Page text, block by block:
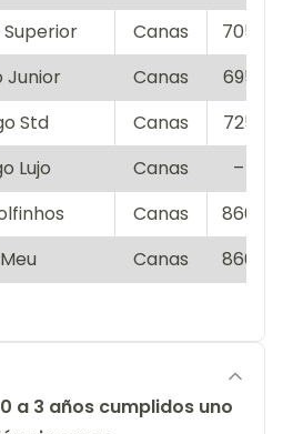
Canas 705
Junior
Canas 695
Std
Canas 725
Lujo
Canas –
Canas 860
Canas 860
a 3 años cumplidos uno